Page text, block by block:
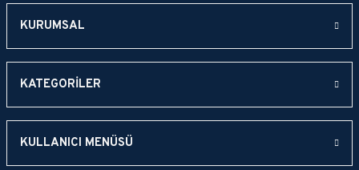
KURUMSAL
KATEGORİLER
KULLANICI MENÜSÜ